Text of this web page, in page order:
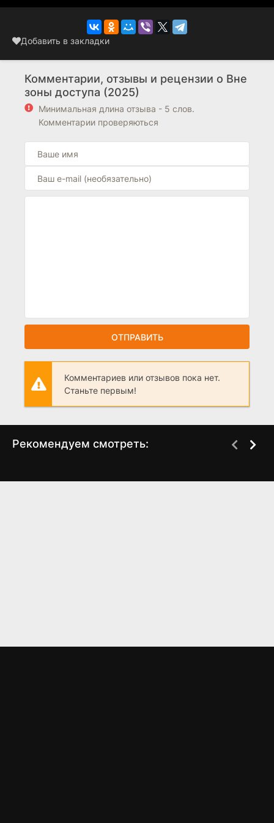
Добавить в закладки
Комментарии, отзывы и рецензии о Вне
зоны доступа (2025)
Минимальная длина отзыва - 5 слов.
Комментарии проверяються
ОТПРАВИТЬ
Комментариев или отзывов пока нет.
Станьте первым!
Рекомендуем смотреть: